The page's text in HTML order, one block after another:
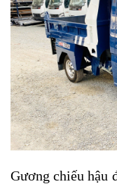
Gương chiếu hậu